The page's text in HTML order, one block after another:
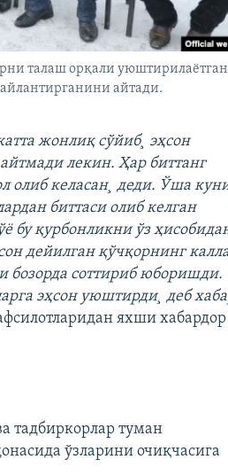
талаш орқали уюштирилаëтган
айтади.
жонлиқ сўйиб¸ эҳсон
лекин. Ҳар биттанг
олиб келасан¸ деди. Ўша
биттаси олиб келган
бу қурбонликни ўз
дейилган қўчқорнинг
бозорда соттириб юборишди.
эҳсон уюштирди¸ деб
яхши хабардор
тадбиркорлар туман
ўзларини очиқчасига